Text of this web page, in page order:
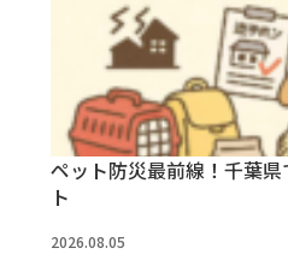
ペット防災最前線！千葉
ト
2026.08.05